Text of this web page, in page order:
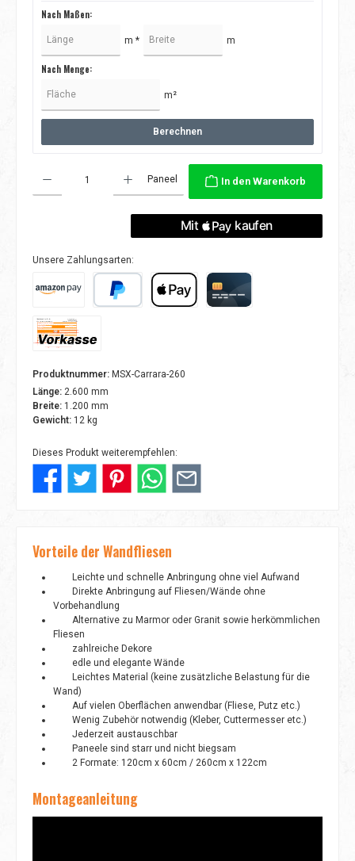
Nach Maßen:
m * m
Nach Menge:
m²
Berechnen
Produkt Anzahl: Gib den gewünschten Wert ein oder benutze die
Paneel In den Warenkorb
Unsere Zahlungsarten:
Produktnummer: MSX-Carrara-260
Länge: 2.600 mm
Breite: 1.200 mm
Gewicht: 12 kg
Dieses Produkt weiterempfehlen:
Vorteile der Wandfliesen
Leichte und schnelle Anbringung ohne viel Aufwand
Direkte Anbringung auf Fliesen/Wände ohne
Vorbehandlung
Alternative zu Marmor oder Granit sowie herkömmlichen
Fliesen
zahlreiche Dekore
edle und elegante Wände
Leichtes Material (keine zusätzliche Belastung für die
Wand)
Auf vielen Oberflächen anwendbar (Fliese, Putz etc.)
Wenig Zubehör notwendig (Kleber, Cuttermesser etc.)
Jederzeit austauschbar
Paneele sind starr und nicht biegsam
2 Formate: 120cm x 60cm / 260cm x 122cm
Montageanleitung